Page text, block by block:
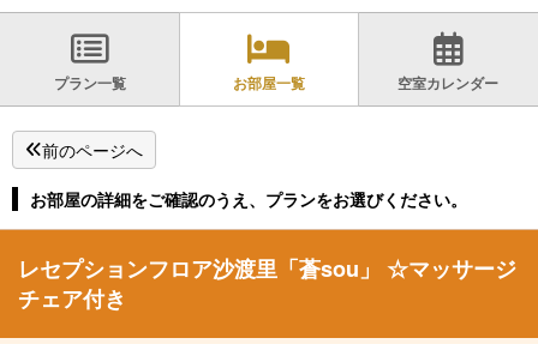
プラン一覧 お部屋一覧 空室カレンダー
前のページへ
お部屋の詳細をご確認のうえ、プランをお選びください。
レセプションフロア沙渡里「蒼sou」 ☆マッサージ
チェア付き